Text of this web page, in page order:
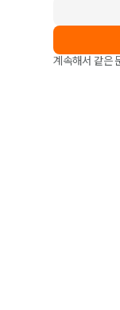
계속해서 같은